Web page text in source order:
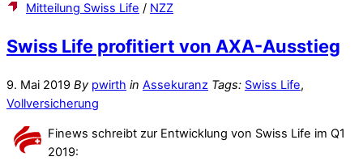
Mitteilung Swiss Life / NZZ
Swiss Life profitiert von AXA-Ausstieg
9. Mai 2019 By pwirth in Assekuranz Tags: Swiss Life,
Vollversicherung
Finews schreibt zur Entwicklung von Swiss Life im Q1
2019: